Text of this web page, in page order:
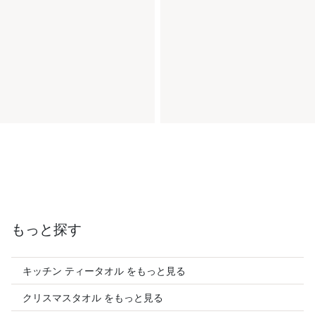
もっと探す
キッチン ティータオル をもっと見る
クリスマスタオル をもっと見る